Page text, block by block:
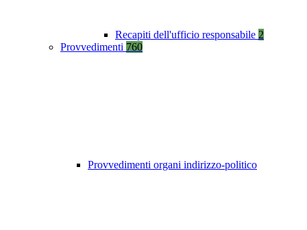
Recapiti dell'ufficio responsabile 2
Provvedimenti 760
Provvedimenti organi indirizzo-politico